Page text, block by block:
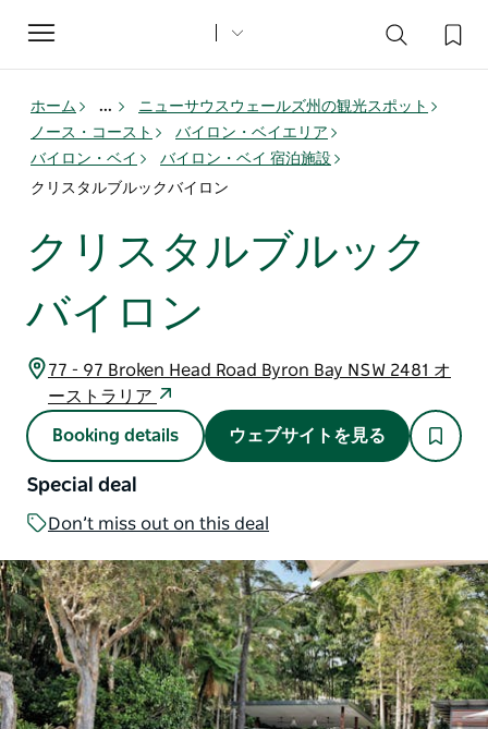
Toggle
navigation
ホーム ...
ニューサウスウェールズ州の観光スポット
ノース・コースト
バイロン・ベイエリア
バイロン・ベイ
バイロン・ベイ 宿泊施設
クリスタルブルックバイロン
クリスタルブルック
バイロン
77 - 97 Broken Head Road Byron Bay NSW 2481 オ
ーストラリア
Booking details ウェブサイトを見る
Special deal
Don’t miss out on this deal